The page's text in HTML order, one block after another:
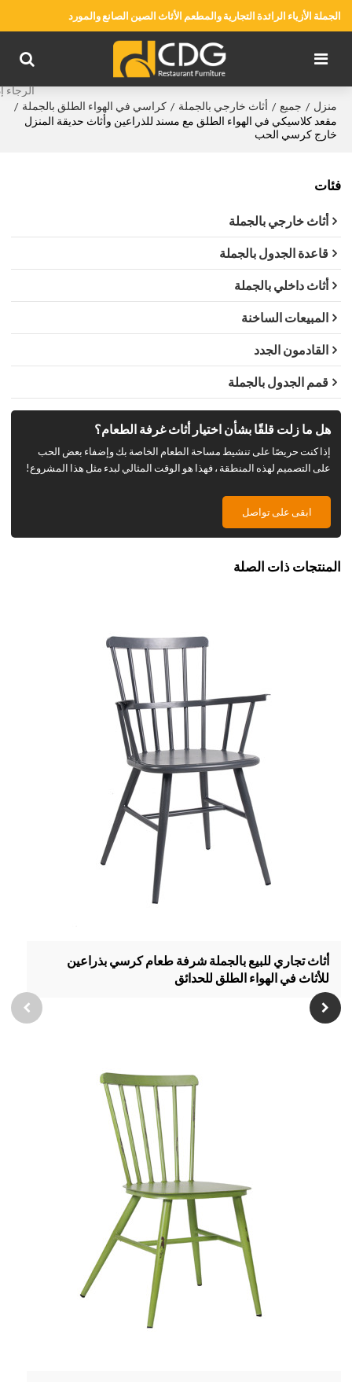
الجملة الأزياء الرائدة التجارية والمطعم الأثاث الصين الصانع والمورد
منزل / جميع / أثاث خارجي بالجملة / كراسي في الهواء الطلق بالجملة /
مقعد كلاسيكي في الهواء الطلق مع مسند للذراعين وأثاث حديقة المنزل
خارج كرسي الحب
فئات
أثاث خارجي بالجملة
قاعدة الجدول بالجملة
أثاث داخلي بالجملة
المبيعات الساخنة
القادمون الجدد
قمم الجدول بالجملة
هل ما زلت قلقًا بشأن اختيار أثاث غرفة الطعام؟
إذا كنت حريصًا على تنشيط مساحة الطعام الخاصة بك وإضفاء بعض الحب
على التصميم لهذه المنطقة ، فهذا هو الوقت المثالي لبدء مثل هذا المشروع!
ابقى على تواصل
المنتجات ذات الصلة
أثاث تجاري للبيع بالجملة شرفة طعام كرسي بذراعين
للأثاث في الهواء الطلق للحدائق